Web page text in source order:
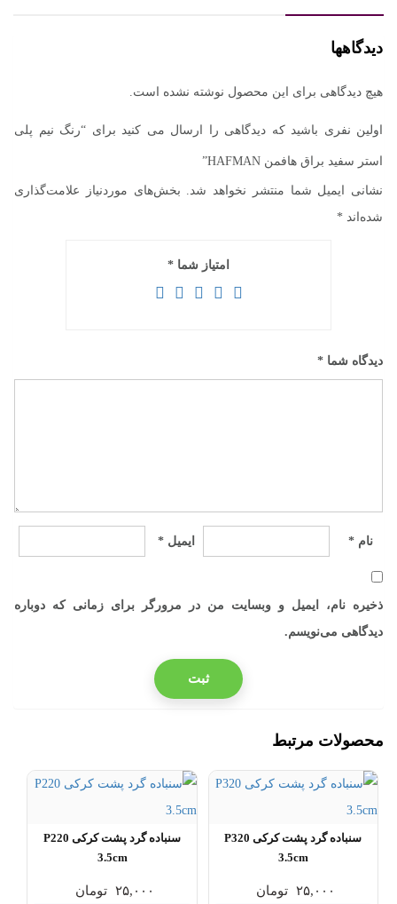
HAFMAN
دیدگاهها
هیچ دیدگاهی برای این محصول نوشته نشده است.
اولین نفری باشید که دیدگاهی را ارسال می کنید برای “رنگ نیم پلی
استر سفید براق هافمن HAFMAN”
نشانی ایمیل شما منتشر نخواهد شد.
بخش‌های موردنیاز علامت‌گذاری
شده‌اند *
امتیاز شما *
دیدگاه شما *
نام * ایمیل *
ذخیره نام، ایمیل و وبسایت من در مرورگر برای زمانی که دوباره
دیدگاهی می‌نویسم.
محصولات مرتبط
سنباده گرد پشت کرکی P320
3.5cm
تومان ۲۵,۰۰۰
سنباده گرد پشت کرکی P220
3.5cm
تومان ۲۵,۰۰۰